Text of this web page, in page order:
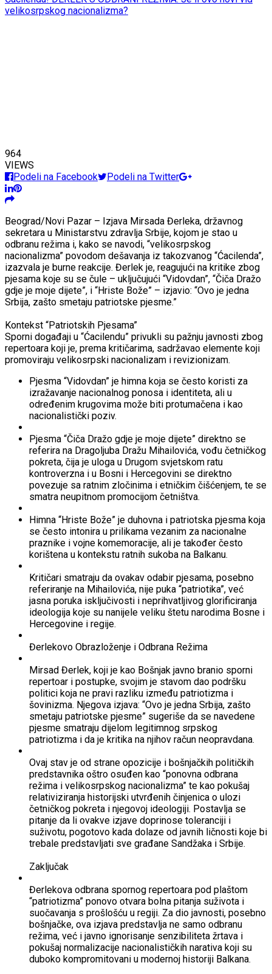
964
VIEWS
Podeli na Facebook
Podeli na Twitter
Beograd/Novi Pazar – Izjava Mirsada Đerleka, državnog
sekretara u Ministarstvu zdravlja Srbije, kojom je stao u
odbranu režima i, kako se navodi, “velikosrpskog
nacionalizma” povodom dešavanja iz takozvanog “Ćacilenda”,
izazvala je burne reakcije. Đerlek je, reagujući na kritike zbog
pjesama koje su se čule – uključujući “Vidovdan”, “Čiča Dražo
gdje je moje dijete”, i “Hriste Bože” – izjavio: “Ovo je jedna
Srbija, zašto smetaju patriotske pjesme.”
Kontekst “Patriotskih Pjesama”
Sporni događaji u “Ćacilendu” privukli su pažnju javnosti zbog
repertoara koji je, prema kritičarima, sadržavao elemente koji
promoviraju velikosrpski nacionalizam i revizionizam.
Pjesma “Vidovdan” je himna koja se često koristi za
izražavanje nacionalnog ponosa i identiteta, ali u
određenim krugovima može biti protumačena i kao
nacionalistički poziv.
Pjesma “Čiča Dražo gdje je moje dijete” direktno se
referira na Dragoljuba Dražu Mihailovića, vođu četničkog
pokreta, čija je uloga u Drugom svjetskom ratu
kontroverzna i u Bosni i Hercegovini se direktno
povezuje sa ratnim zločinima i etničkim čišćenjem, te se
smatra neupitnom promocijom četništva.
Himna “Hriste Bože” je duhovna i patriotska pjesma koja
se često intonira u prilikama vezanim za nacionalne
praznike i vojne komemoracije, ali je također često
korištena u kontekstu ratnih sukoba na Balkanu.
Kritičari smatraju da ovakav odabir pjesama, posebno
referiranje na Mihailovića, nije puka “patriotika”, već
jasna poruka isključivosti i neprihvatljivog glorificiranja
ideologija koje su nanijele veliku štetu narodima Bosne i
Hercegovine i regije.
Đerlekovo Obrazloženje i Odbrana Režima
Mirsad Đerlek, koji je kao Bošnjak javno branio sporni
repertoar i postupke, svojim je stavom dao podršku
politici koja ne pravi razliku između patriotizma i
šovinizma. Njegova izjava: “Ovo je jedna Srbija, zašto
smetaju patriotske pjesme” sugeriše da se navedene
pjesme smatraju dijelom legitimnog srpskog
patriotizma i da je kritika na njihov račun neopravdana.
Ovaj stav je od strane opozicije i bošnjačkih političkih
predstavnika oštro osuđen kao “ponovna odbrana
režima i velikosrpskog nacionalizma” te kao pokušaj
relativiziranja historijski utvrđenih činjenica o ulozi
četničkog pokreta i njegovoj ideologiji. Postavlja se
pitanje da li ovakve izjave doprinose toleranciji i
suživotu, pogotovo kada dolaze od javnih ličnosti koje bi
trebale predstavljati sve građane Sandžaka i Srbije.
Zaključak
Đerlekova odbrana spornog repertoara pod plaštom
“patriotizma” ponovo otvara bolna pitanja suživota i
suočavanja s prošlošću u regiji. Za dio javnosti, posebno
bošnjačke, ova izjava predstavlja ne samo odbranu
režima, već i javno ignorisanje senzibiliteta žrtava i
pokušaj normalizacije nacionalističkih narativa koji su
duboko kompromitovani u modernoj historiji Balkana.